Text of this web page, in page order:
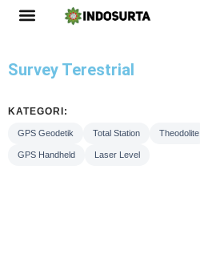
Survey Terestrial
KATEGORI:
GPS Geodetik Total Station Theodolite
GPS Handheld Laser Level